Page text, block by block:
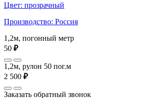
Цвет: прозрачный
Производство: Россия
1,2м, погонный метр
50 ₽
1,2м, рулон 50 пог.м
2 500 ₽
Заказать обратный звонок